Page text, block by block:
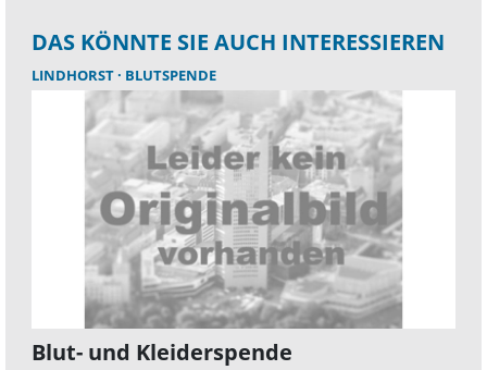
DAS KÖNNTE SIE AUCH INTERESSIEREN
LINDHORST BLUTSPENDE
Blut- und Kleiderspende